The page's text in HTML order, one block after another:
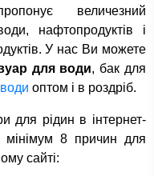
величезний
нафтопродуктів і
У нас Ви можете
для води, бак для
оптом і в роздріб.
для рідин в інтернет-
мінімум 8 причин для
сайті: